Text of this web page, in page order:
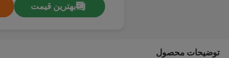
بهترین قیمت
توضیحات محصول